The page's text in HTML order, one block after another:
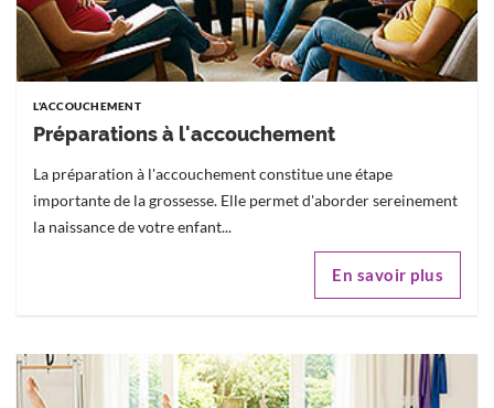
L'ACCOUCHEMENT
Préparations à l'accouchement
La préparation à l'accouchement constitue une étape
importante de la grossesse. Elle permet d'aborder sereinement
la naissance de votre enfant...
En savoir plus